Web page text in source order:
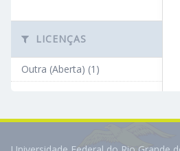
LICENÇAS
Outra (Aberta) (1)